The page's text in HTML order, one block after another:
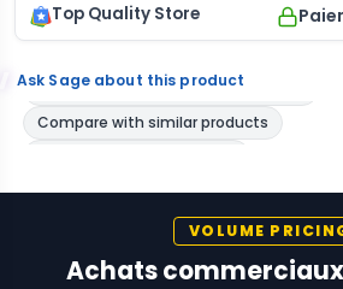
Top Quality Store
Ask Sage about this product
VOLUME
Achats